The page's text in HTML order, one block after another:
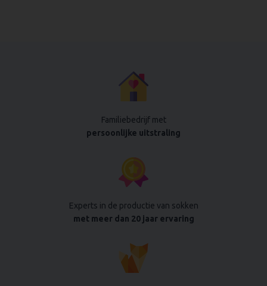
Familiebedrijf met
persoonlijke uitstraling
Experts in de productie van sokken
met meer dan 20 jaar ervaring